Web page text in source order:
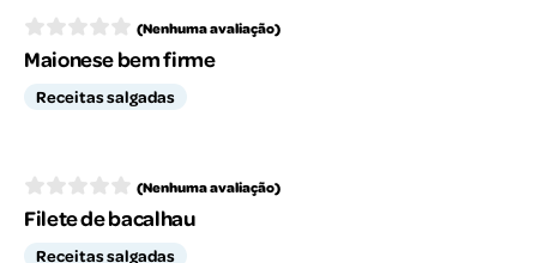
(Nenhuma avaliação)
Maionese bem firme
Receitas salgadas
(Nenhuma avaliação)
Filete de bacalhau
Receitas salgadas